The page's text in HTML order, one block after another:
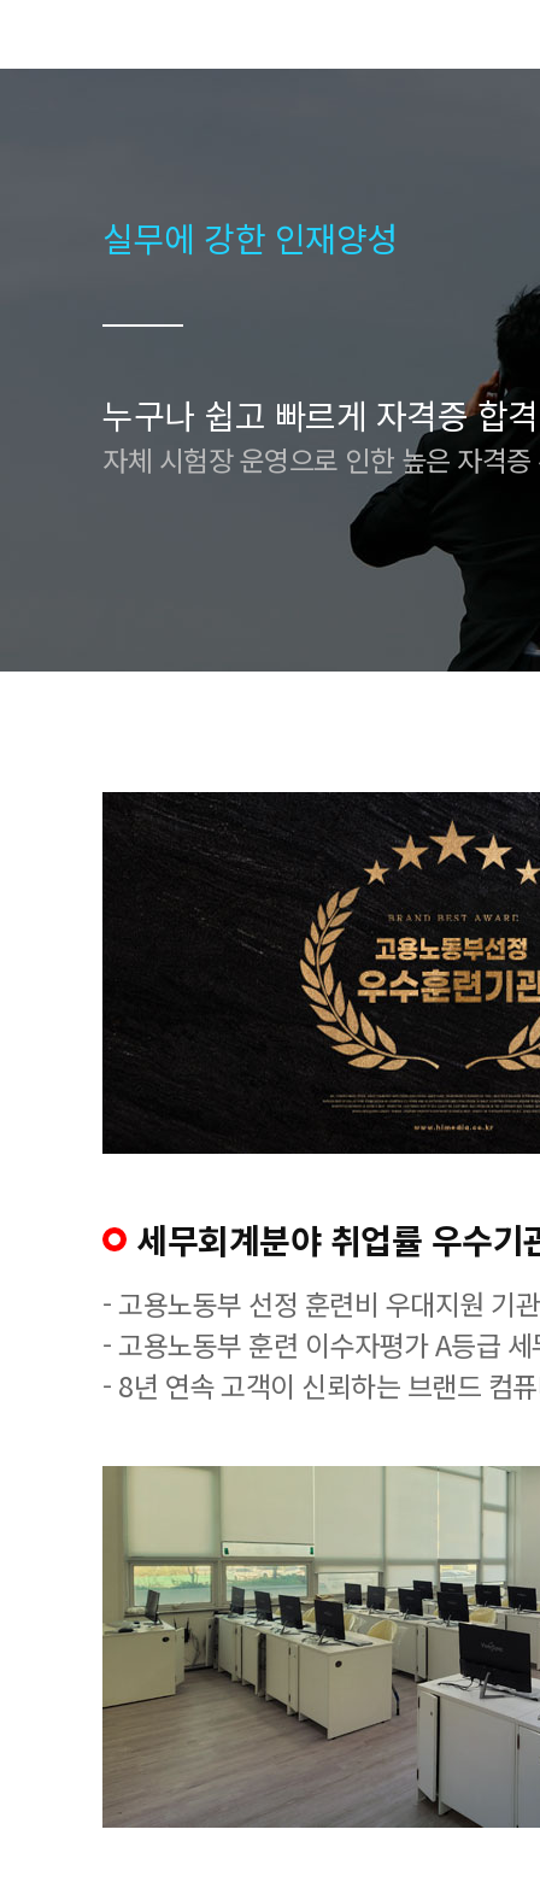
실무에 강한 인재양성
누구나 쉽고 빠르게 자격증 합
자체 시험장 운영으로 인한 높은 자격
세무회계분야 취업률 우수기
- 고용노동부 선정 훈련비 우대지원 기관
- 고용노동부 훈련 이수자평가 A등급
- 8년 연속 고객이 신뢰하는 브랜드 컴